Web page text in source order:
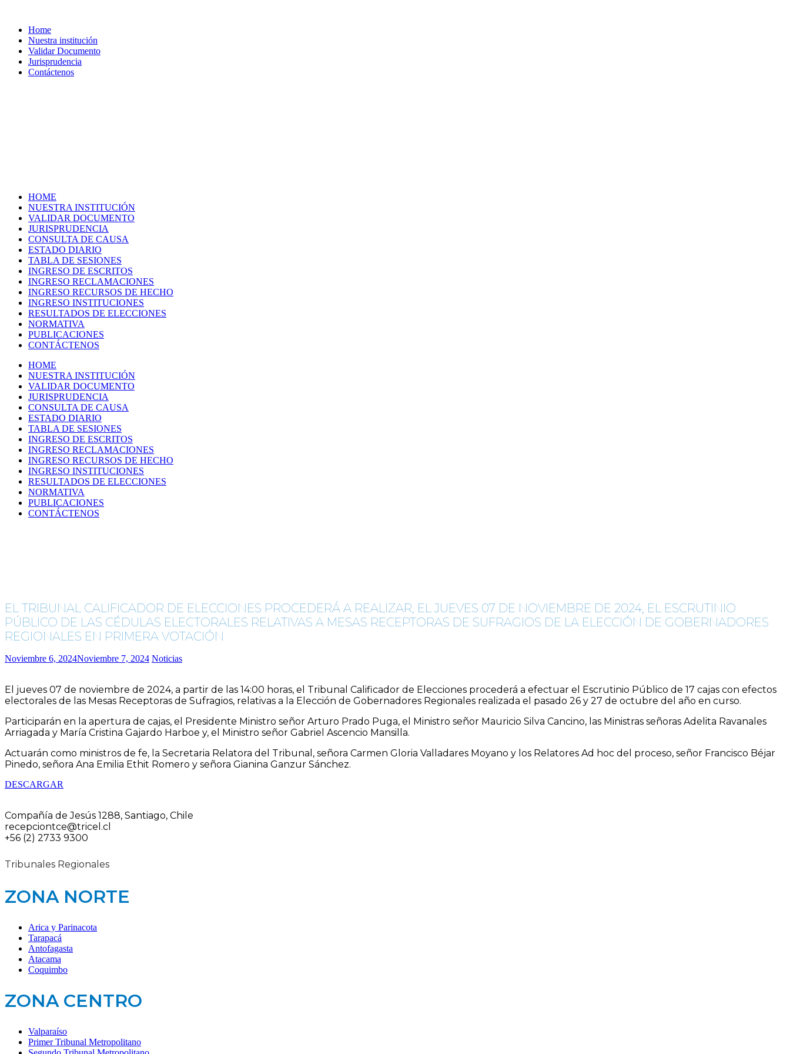
Home
Nuestra institución
Validar Documento
Jurisprudencia
Contáctenos
HOME
NUESTRA INSTITUCIÓN
VALIDAR DOCUMENTO
JURISPRUDENCIA
CONSULTA DE CAUSA
ESTADO DIARIO
TABLA DE SESIONES
INGRESO DE ESCRITOS
INGRESO RECLAMACIONES
INGRESO RECURSOS DE HECHO
INGRESO INSTITUCIONES
RESULTADOS DE ELECCIONES
NORMATIVA
PUBLICACIONES
CONTÁCTENOS
HOME
NUESTRA INSTITUCIÓN
VALIDAR DOCUMENTO
JURISPRUDENCIA
CONSULTA DE CAUSA
ESTADO DIARIO
TABLA DE SESIONES
INGRESO DE ESCRITOS
INGRESO RECLAMACIONES
INGRESO RECURSOS DE HECHO
INGRESO INSTITUCIONES
RESULTADOS DE ELECCIONES
NORMATIVA
PUBLICACIONES
CONTÁCTENOS
EL TRIBUNAL CALIFICADOR DE ELECCIONES PROCEDERÁ A REALIZAR, EL JUEVES 07 DE NOVIEMBRE DE 2024, EL ESCRUTINIO
PÚBLICO DE LAS CÉDULAS ELECTORALES RELATIVAS A MESAS RECEPTORAS DE SUFRAGIOS DE LA ELECCIÓN DE GOBERNADORES
REGIONALES EN PRIMERA VOTACIÓN
Noviembre 6, 2024Noviembre 7, 2024 Noticias
El jueves 07 de noviembre de 2024, a partir de las 14:00 horas, el Tribunal Calificador de Elecciones procederá a efectuar el Escrutinio Público de 17 cajas con efectos
electorales de las Mesas Receptoras de Sufragios, relativas a la Elección de Gobernadores Regionales realizada el pasado 26 y 27 de octubre del año en curso.
Participarán en la apertura de cajas, el Presidente Ministro señor Arturo Prado Puga, el Ministro señor Mauricio Silva Cancino, las Ministras señoras Adelita Ravanales
Arriagada y María Cristina Gajardo Harboe y, el Ministro señor Gabriel Ascencio Mansilla.
Actuarán como ministros de fe, la Secretaria Relatora del Tribunal, señora Carmen Gloria Valladares Moyano y los Relatores Ad hoc del proceso, señor Francisco Béjar
Pinedo, señora Ana Emilia Ethit Romero y señora Gianina Ganzur Sánchez.
DESCARGAR
Compañía de Jesús 1288, Santiago, Chile
recepciontce@tricel.cl
+56 (2) 2733 9300
Tribunales Regionales
ZONA NORTE
Arica y Parinacota
Tarapacá
Antofagasta
Atacama
Coquimbo
ZONA CENTRO
Valparaíso
Primer Tribunal Metropolitano